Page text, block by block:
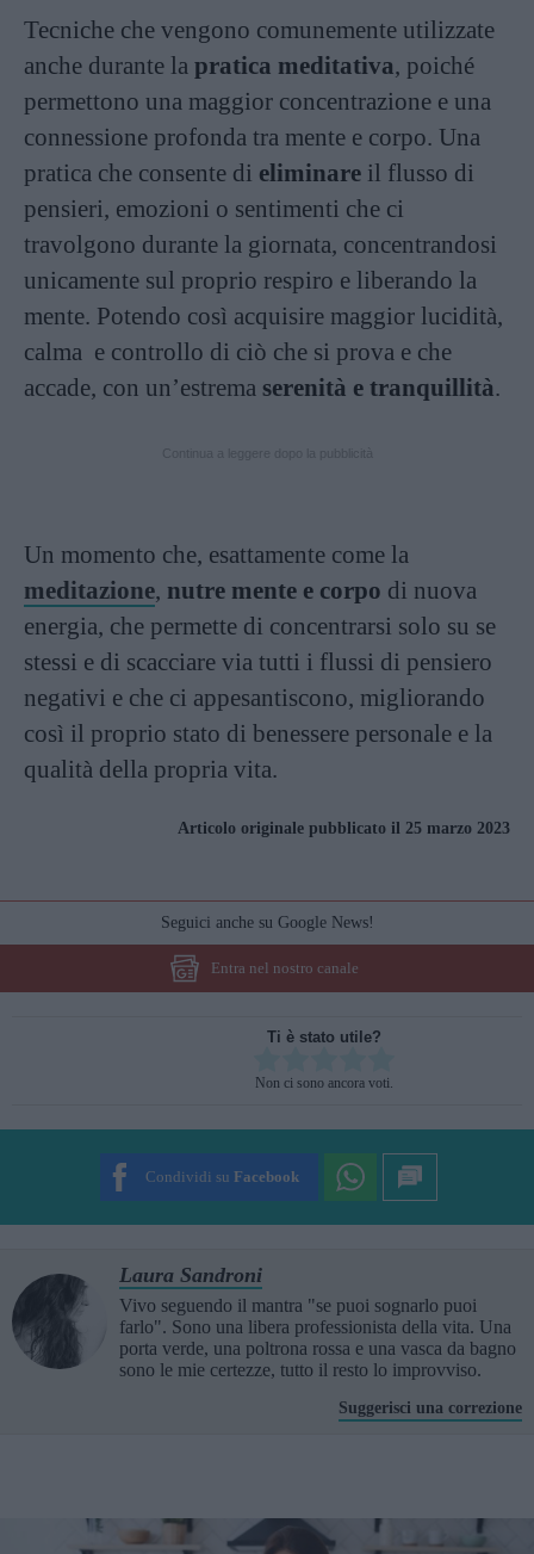
Tecniche che vengono comunemente utilizzate
anche durante la pratica meditativa, poiché
permettono una maggior concentrazione e una
connessione profonda tra mente e corpo. Una
pratica che consente di eliminare il flusso di
pensieri, emozioni o sentimenti che ci
travolgono durante la giornata, concentrandosi
unicamente sul proprio respiro e liberando la
mente. Potendo così acquisire maggior lucidità,
calma e controllo di ciò che si prova e che
accade, con un’estrema serenità e tranquillità.
Un momento che, esattamente come la
meditazione, nutre mente e corpo di nuova
energia, che permette di concentrarsi solo su se
stessi e di scacciare via tutti i flussi di pensiero
negativi e che ci appesantiscono, migliorando
così il proprio stato di benessere personale e la
qualità della propria vita.
Articolo originale pubblicato il 25 marzo 2023
Seguici anche su Google News!
Entra nel nostro canale
Ti è stato utile?
Non ci sono ancora voti.
Condividi su Facebook
Laura Sandroni
Vivo seguendo il mantra "se puoi sognarlo puoi
farlo". Sono una libera professionista della vita. Una
porta verde, una poltrona rossa e una vasca da bagno
sono le mie certezze, tutto il resto lo improvviso.
Suggerisci una correzione